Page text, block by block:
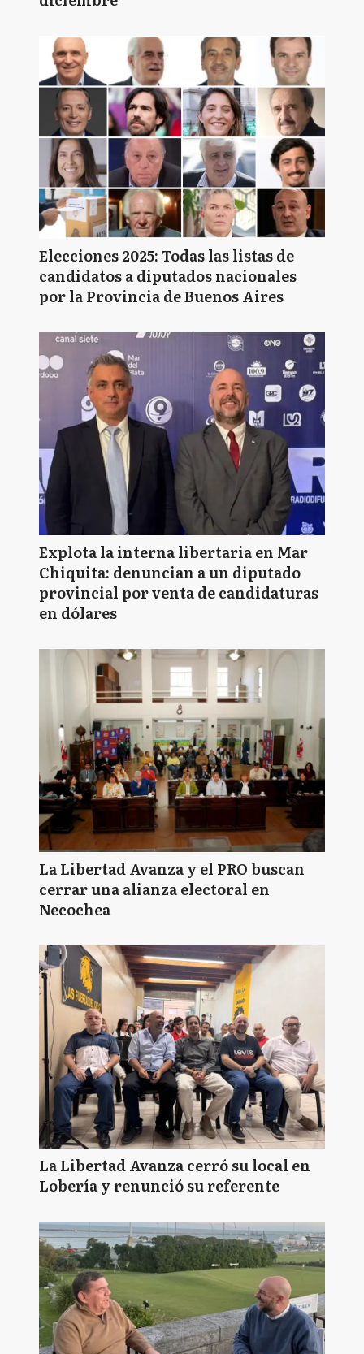
Elecciones 2025: Todas las listas de
candidatos a diputados nacionales
por la Provincia de Buenos Aires
Explota la interna libertaria en Mar
Chiquita: denuncian a un diputado
provincial por venta de candidaturas
en dólares
La Libertad Avanza y el PRO buscan
cerrar una alianza electoral en
Necochea
La Libertad Avanza cerró su local en
Lobería y renunció su referente